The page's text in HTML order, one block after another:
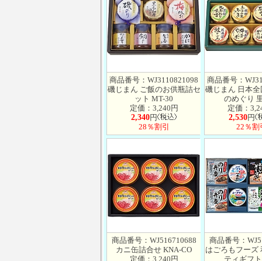
商品番号：WJ3110821098
磯じまん ご飯のお供瓶詰セ
ット MT-30
定価：3,240円
2,340円
28％割引
商品番号：
磯じまん 日本
のめぐり
定価：
2,530円
22％割
商品番号：WJ516710688
カニ缶詰合せ KNA-CO
定価：3,240円
商品番号：
はごろもフーズ
ティギフ